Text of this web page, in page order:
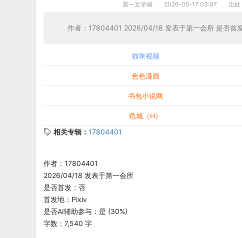
第一文学城 2026-05-17 03:07 出处
作者：17804401 2026/04/18 发表于第一会所 是否首
猫咪视频
色色漫画
书包小说网
危城（H）
相关专辑： 17804401
作者：17804401
2026/04/18 发表于第一会所
是否首发：否
首发地：Pixiv
是否AI辅助参与：是 (30%)
字数：7,540 字